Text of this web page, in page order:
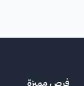
فرص مميزة